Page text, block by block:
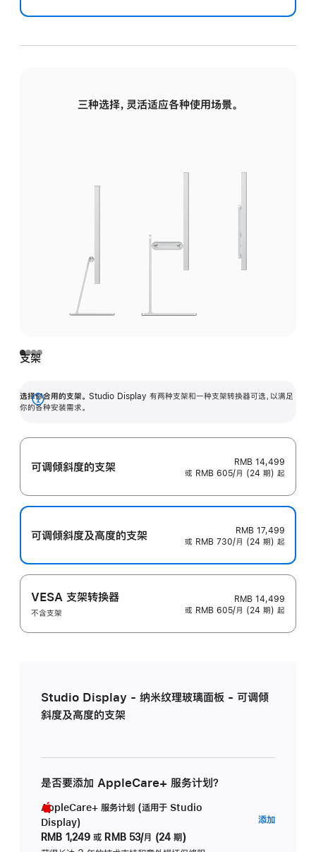
三种选择，灵活适应各种使用场景。
支架
选择你合用的支架。 Studio Display 有两种支架和一种支架转换器可选，以满足
你的各种安装需求。
展
可调倾斜度的支架
RMB 14,499
或 RMB 605/月 (24 期) 起
可调倾斜度及高‍度的支‍架
RMB 17,499
或 RMB 730/月 (24 期) 起
VESA 支架转换器
不含支架
RMB 14,499
或 RMB 605/月 (24 期) 起
Studio Display - 纳米纹理玻璃面板 - 可调倾
斜度及高度的支架
是否要添加 AppleCare+ 服务计划？
AppleCare+ 服务计划 (适用于 Studio
Display)
RMB 1,249 或 RMB 53/月 (24 期)
添加